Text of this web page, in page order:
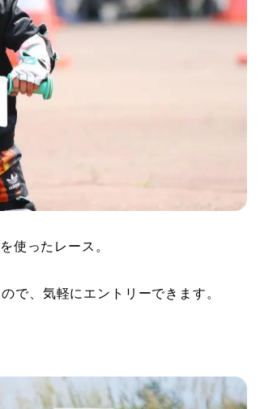
使ったレース。
で、気軽にエントリーできます。